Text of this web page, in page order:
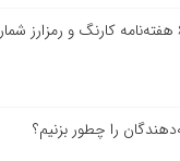
را چطور بزنیم؟